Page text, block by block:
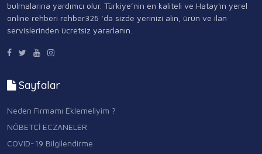
bulmalarına yardımcı olur. Türkiye’nin en kaliteli ve Hatay'ın yerel
online rehberi rehber326 ‘da sizde yerinizi alın, ürün ve ilan
servislerinden ücretsiz yararlanın.
Sayfalar
Neden Firmamı Eklemeliyim ?
NÖBETÇİ ECZANELER
COVID-19 Bilgilendirme